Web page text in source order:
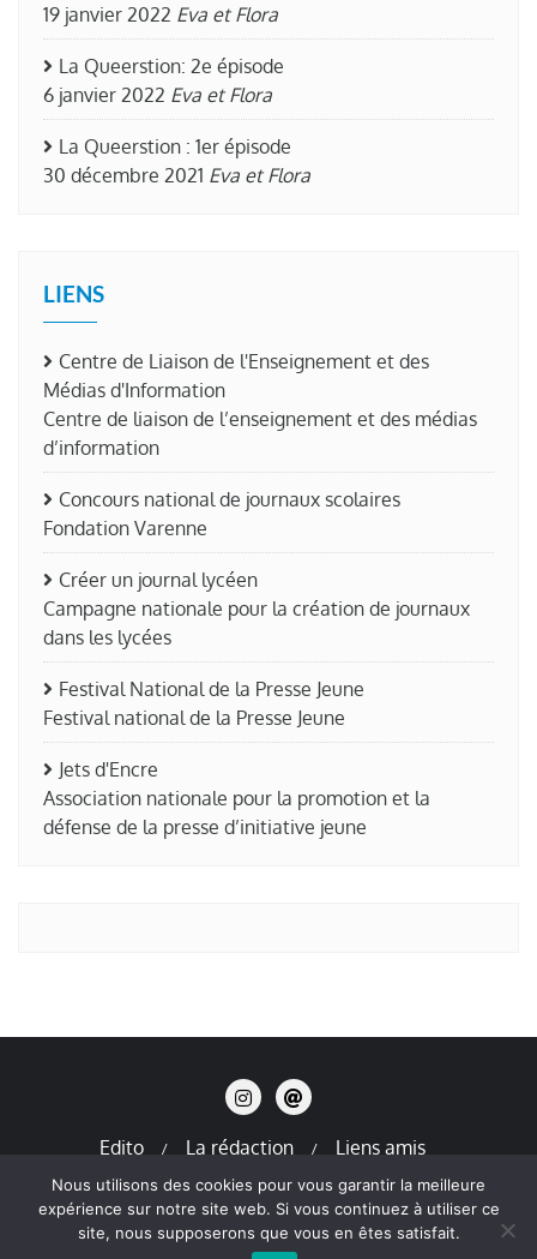
19 janvier 2022 Eva et Flora
La Queerstion: 2e épisode
6 janvier 2022 Eva et Flora
La Queerstion : 1er épisode
30 décembre 2021 Eva et Flora
LIENS
Centre de Liaison de l'Enseignement et des
Médias d'Information
Centre de liaison de l’enseignement et des médias
d’information
Concours national de journaux scolaires
Fondation Varenne
Créer un journal lycéen
Campagne nationale pour la création de journaux
dans les lycées
Festival National de la Presse Jeune
Festival national de la Presse Jeune
Jets d'Encre
Association nationale pour la promotion et la
défense de la presse d’initiative jeune
Edito La rédaction
Liens amis
Mentions légales
Copyright ©2026 La Terre en Thiers . All rights reserved.
&Designed by
Nous utilisons des cookies pour vous garantir la meilleure
expérience sur notre site web. Si vous continuez à utiliser ce
site, nous supposerons que vous en êtes satisfait.